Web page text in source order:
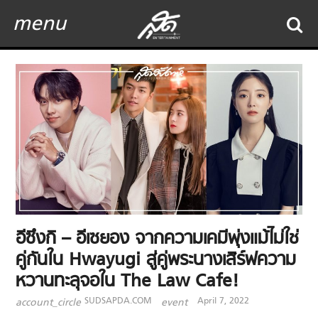
menu
อีซึงกิ – อีเซยอง จากความเคมีพุ่งแม้ไม่ใช่
คู่กันใน Hwayugi สู่คู่พระนางเสิร์ฟความ
หวานทะลุจอใน The Law Cafe!
account_circle SUDSAPDA.COM event April 7, 2022